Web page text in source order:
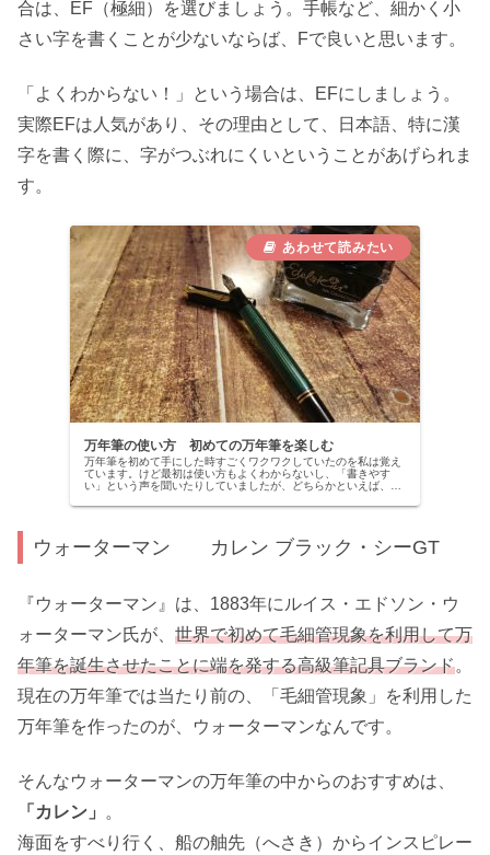
合は、EF（極細）を選びましょう。手帳など、細かく小
さい字を書くことが少ないならば、Fで良いと思います。
「よくわからない！」という場合は、EFにしましょう。
実際EFは人気があり、その理由として、日本語、特に漢
字を書く際に、字がつぶれにくいということがあげられま
す。
万年筆の使い方 初めての万年筆を楽しむ
万年筆を初めて手にした時すごくワクワクしていたのを私は覚え
ています。けど最初は使い方もよくわからないし、「書きやす
い」という声を聞いたりしていましたが、どちらかといえば、
す。しかし今は...
ウォーターマン カレン ブラック・シーGT
『ウォーターマン』は、1883年にルイス・エドソン・ウ
ォーターマン氏が、 世界で初めて毛細管現象を利用して万
年筆を誕生させたことに端を発する高級筆記具ブランド。
現在の万年筆では当たり前の、「毛細管現象」を利用した
万年筆を作ったのが、ウォーターマンなんです。
そんなウォーターマンの万年筆の中からのおすすめは、
「カレン」 。
海面をすべり行く、船の舳先（へさき）からインスピレー